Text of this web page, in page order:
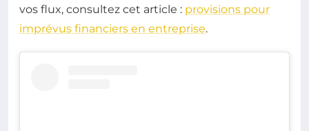
vos flux, consultez cet article : provisions pour
imprévus financiers en entreprise.